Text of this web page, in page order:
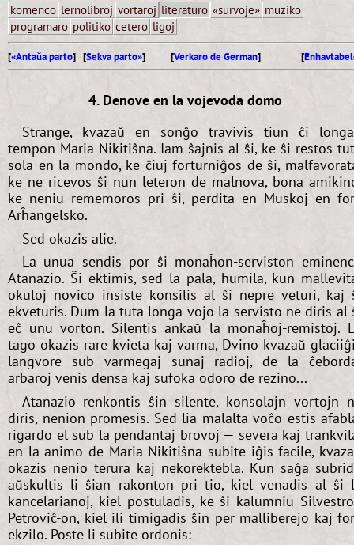
komenco lernolibroj vortaroj literaturo «survoje» muziko
programaro politiko cetero ligoj
[«Antaŭa parto] [Sekva parto»] [Verkaro de German] [
4. Denove en la vojevoda domo
Strange, kvazaŭ en sonĝo travivis tiun ĉi
tempon Maria Nikitiŝna. Iam ŝajnis al ŝi, ke ŝi restos
sola en la mondo, ke ĉiuj forturniĝos de ŝi,
ke ne ricevos ŝi nun leteron de malnova, bona
ke neniu rememoros pri ŝi, perdita en Muskoj en
Arĥangelsko.
Sed okazis alie.
La unua sendis por ŝi monaĥon-serviston
Atanazio. Ŝi ektimis, sed la pala, humila, kun
okuloj novico insiste konsilis al ŝi nepre veturi, kaj
ekveturis. Dum la tuta longa vojo la servisto ne diris al
eĉ unu vorton. Silentis ankaŭ la monaĥoj-remistoj.
tago okazis rare kvieta kaj varma, Dvino kvazaŭ
langvore sub varmegaj sunaj radioj, de la
arbaroj venis densa kaj sufoka odoro de rezino...
Atanazio renkontis ŝin silente, konsolajn vortojn
diris, nenion promesis. Sed lia malalta voĉo estis
rigardo el sub la pendantaj brovoj — severa kaj
en la animo de Maria Nikitiŝna subite iĝis facile,
okazis nenio terura kaj nekorektebla. Kun saĝa
aŭskultis li ŝian rakonton pri tio, kiel venadis al ŝi
kancelarianoj, kiel postuladis, ke ŝi kalumniu
Petroviĉ-on, kiel ili timigadis ŝin per malliberejo kaj
ekzilo. Poste li subite ordonis: